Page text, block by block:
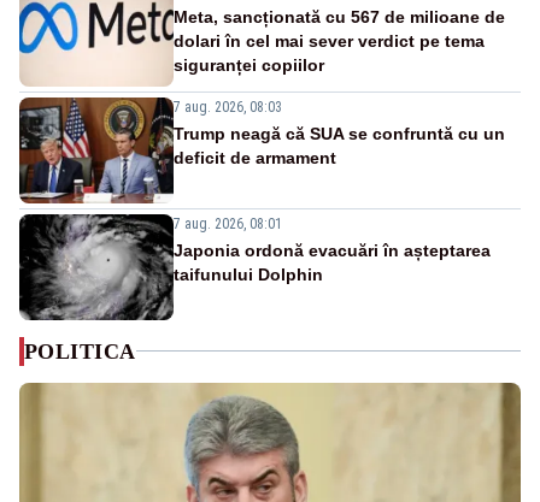
Meta, sancționată cu 567 de milioane de
dolari în cel mai sever verdict pe tema
siguranței copiilor
7 aug. 2026, 08:03
Trump neagă că SUA se confruntă cu un
deficit de armament
7 aug. 2026, 08:01
Japonia ordonă evacuări în așteptarea
taifunului Dolphin
POLITICA